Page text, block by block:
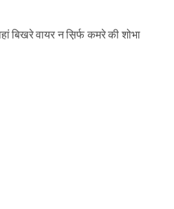
बिखरे वायर न स़िर्फ कमरे की शोभा